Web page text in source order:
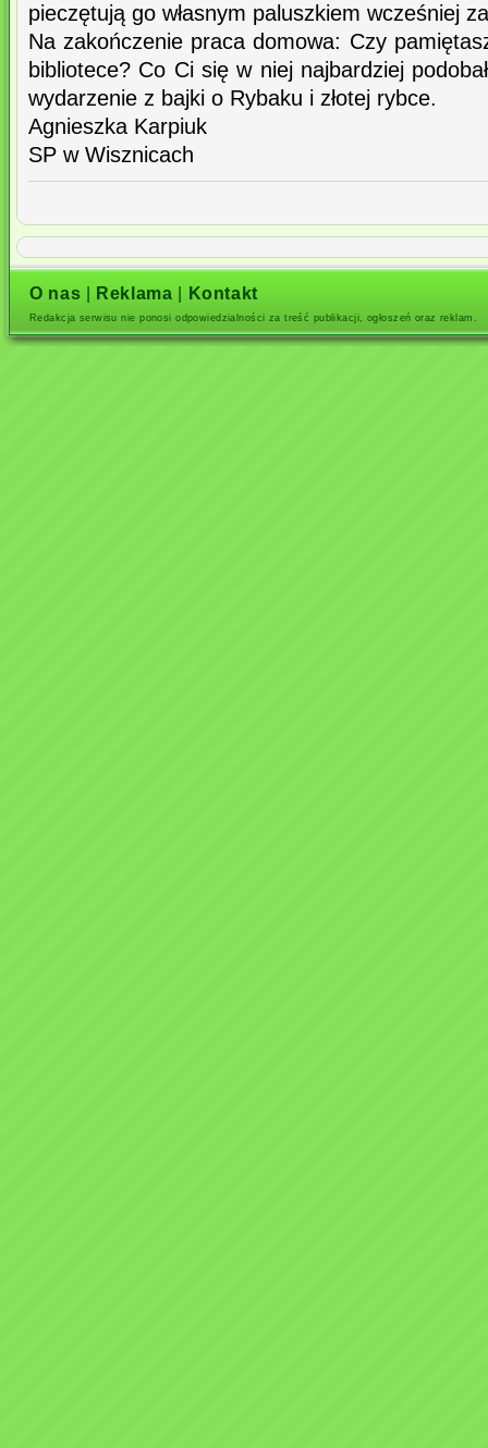
pieczętują go własnym paluszkiem wcześniej
Na zakończenie praca domowa: Czy
bibliotece? Co Ci się w niej najbardziej
wydarzenie z bajki o Rybaku i złotej rybce.
Agnieszka Karpiuk
SP w Wisznicach
O nas Reklama Kontakt
Redakcja serwisu nie ponosi odpowiedzialności za treść publikacji, ogłoszeń oraz reklam.